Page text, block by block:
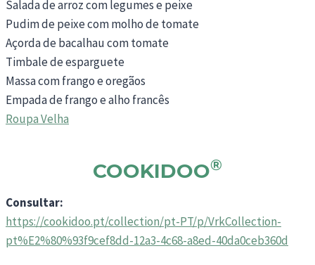
Salada de arroz com legumes e peixe
Pudim de peixe com molho de tomate
Açorda de bacalhau com tomate
Timbale de esparguete
Massa com frango e oregãos
Empada de frango e alho francês
Roupa Velha
COOKIDOO®
Consultar:
https://cookidoo.pt/collection/pt-PT/p/VrkCollection-
pt%E2%80%93f9cef8dd-12a3-4c68-a8ed-40da0ceb360d